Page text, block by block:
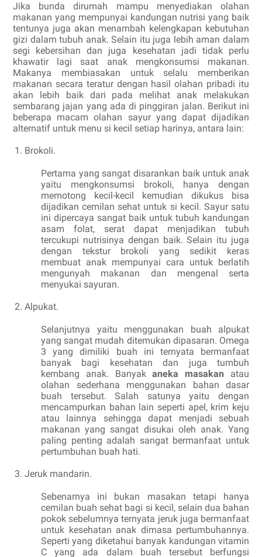
Jika bunda dirumah mampu menyediakan olahan
makanan yang mempunyai kandungan nutrisi yang baik
tentunya juga akan menambah kelengkapan kebutuhan
gizi dalam tubuh anak. Selain itu juga lebih aman dalam
segi kebersihan dan juga kesehatan jadi tidak perlu
khawatir lagi saat anak mengkonsumsi makanan.
Makanya membiasakan untuk selalu memberikan
makanan secara teratur dengan hasil olahan pribadi itu
akan lebih baik dari pada melihat anak melakukan
sembarang jajan yang ada di pinggiran jalan. Berikut ini
beberapa macam olahan sayur yang dapat dijadikan
alternatif untuk menu si kecil setiap harinya, antara lain:
Brokoli.
Pertama yang sangat disarankan baik untuk anak
yaitu mengkonsumsi brokoli, hanya dengan
memotong kecil-kecil kemudian dikukus bisa
dijadikan cemilan sehat untuk si kecil. Sayur satu
ini dipercaya sangat baik untuk tubuh kandungan
asam folat, serat dapat menjadikan tubuh
tercukupi nutrisinya dengan baik. Selain itu juga
dengan tekstur brokoli yang sedikit keras
membuat anak mempunyai cara untuk berlatih
mengunyah makanan dan mengenal serta
menyukai sayuran.
Alpukat.
Selanjutnya yaitu menggunakan buah alpukat
yang sangat mudah ditemukan dipasaran. Omega
3 yang dimiliki buah ini ternyata bermanfaat
banyak bagi kesehatan dan juga tumbuh
kembang anak. Banyakaneka masakan atau
olahan sederhana menggunakan bahan dasar
buah tersebut. Salah satunya yaitu dengan
mencampurkan bahan lain seperti apel, krim keju
atau lainnya sehingga dapat menjadi sebuah
makanan yang sangat disukai oleh anak. Yang
paling penting adalah sangat bermanfaat untuk
pertumbuhan buah hati.
Jeruk mandarin.
Sebenarnya ini bukan masakan tetapi hanya
cemilan buah sehat bagi si kecil, selain dua bahan
pokok sebelumnya ternyata jeruk juga bermanfaat
untuk kesehatan anak dimasa pertumbuhannya.
Seperti yang diketahui banyak kandungan vitamin
C yang ada dalam buah tersebut berfungsi